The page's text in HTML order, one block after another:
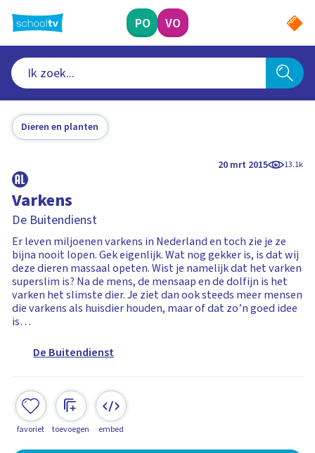
naar
hoofdinhoud
PO VO
Dieren en planten
20 mrt 2015 13.1k
Varkens
De Buitendienst
Er leven miljoenen varkens in Nederland en toch zie je ze
bijna nooit lopen. Gek eigenlijk. Wat nog gekker is, is dat wij
deze dieren massaal opeten. Wist je namelijk dat het varken
superslim is? Na de mens, de mensaap en de dolfijn is het
varken het slimste dier. Je ziet dan ook steeds meer mensen
die varkens als huisdier houden, maar of dat zo’n goed idee
is…
De Buitendienst
favoriet toevoegen embed